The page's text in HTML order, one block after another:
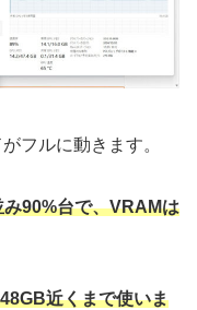
フルに動きます。
90%台で、VRAMは
近くまで使いま